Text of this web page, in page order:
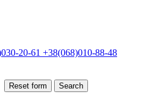
20-61 +38(068)010-88-48
Reset form Search